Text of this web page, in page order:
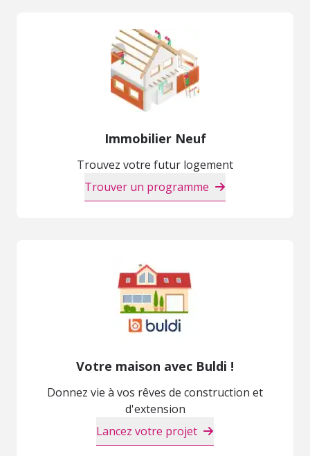
Immobilier Neuf
Trouvez votre futur logement
Trouver un programme
Votre maison avec Buldi !
Donnez vie à vos rêves de construction et
d'extension
Lancez votre projet